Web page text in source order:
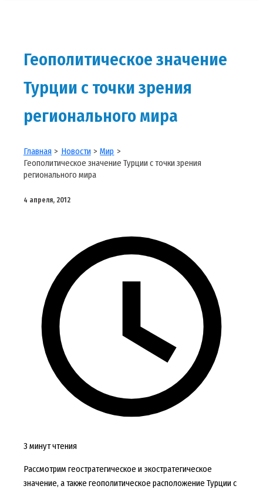
Геополитическое значение
Турции с точки зрения
регионального мира
Главная Новости
Мир
Геополитическое значение Турции с точки зрения
регионального мира
4 апреля, 2012
3 минут чтения
Рассмотрим геостратегическое и экостратегическое
значение, а также геополитическое расположение Турции с